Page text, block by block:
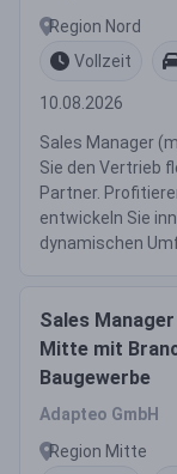
Region Nord
Vollzeit
10.08.2026
Sales Manager
Sie den Vertrieb
Partner.
entwickeln Sie
dynamischen
Sales
Mitte mit
Baugewerbe
Adapteo GmbH
Region Mitte